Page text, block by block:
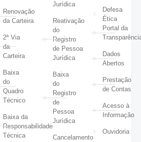
Renovação
da Carteira
2ª Via
da
Carteira
Baixa
do
Quadro
Técnico
Baixa da
Responsabilidade
Técnica
Jurídica
Reativação
do
Registro
de Pessoa
Jurídica
Baixa
do
Registro
de
Pessoa
Jurídica
Cancelamento
Defesa
Ética
Portal da
Dados
Abertos
Prestação
de Contas
Acesso à
Informação
Ouvidoria